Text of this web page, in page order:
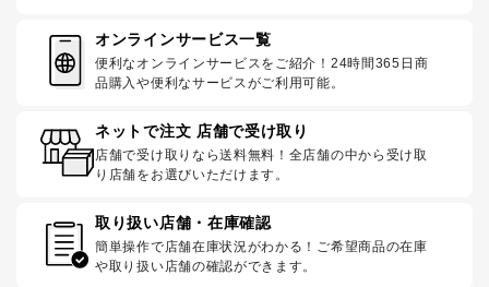
オンラインサービス一覧
便利なオンラインサービスをご紹介！24時間365日商
品購入や便利なサービスがご利用可能。
ネットで注文 店舗で受け取り
店舗で受け取りなら送料無料！全店舗の中から受け取
り店舗をお選びいただけます。
取り扱い店舗・在庫確認
簡単操作で店舗在庫状況がわかる！ご希望商品の在庫
や取り扱い店舗の確認ができます。